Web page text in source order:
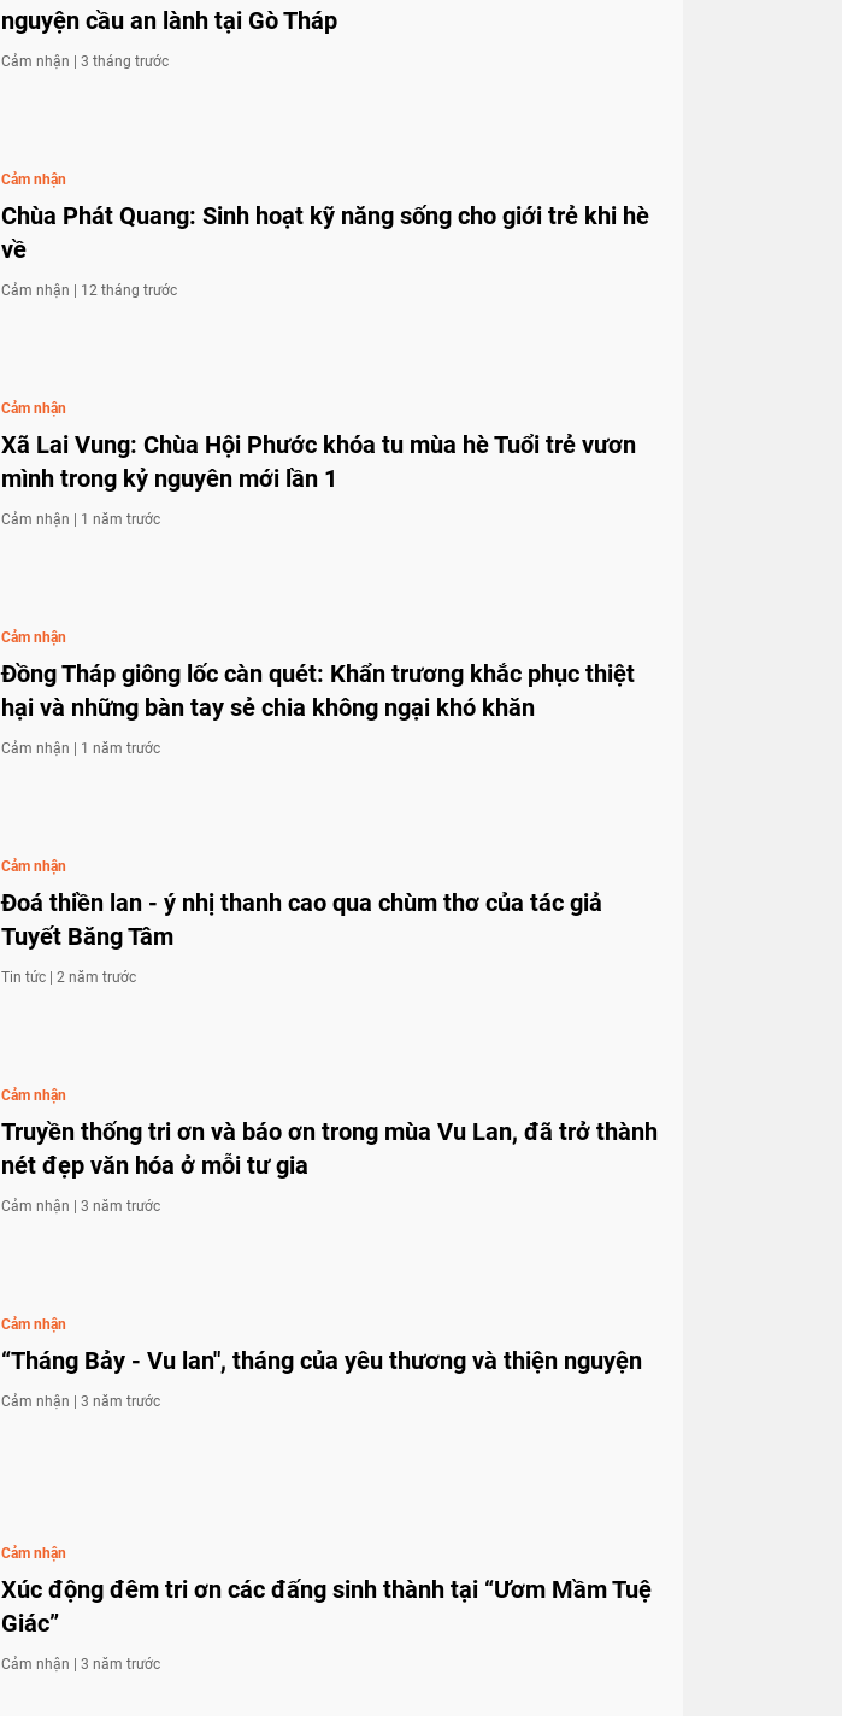
nguyện cầu an lành tại Gò Tháp
Cảm nhận | 3 tháng trước
Cảm nhận
Chùa Phát Quang: Sinh hoạt kỹ năng sống cho giới trẻ khi hè
về
Cảm nhận | 12 tháng trước
Cảm nhận
Xã Lai Vung: Chùa Hội Phước khóa tu mùa hè Tuổi trẻ vươn
mình trong kỷ nguyên mới lần 1
Cảm nhận | 1 năm trước
Cảm nhận
Đồng Tháp giông lốc càn quét: Khẩn trương khắc phục thiệt
hại và những bàn tay sẻ chia không ngại khó khăn
Cảm nhận | 1 năm trước
Cảm nhận
Đoá thiền lan - ý nhị thanh cao qua chùm thơ của tác giả
Tuyết Băng Tâm
Tin tức | 2 năm trước
Cảm nhận
Truyền thống tri ơn và báo ơn trong mùa Vu Lan, đã trở thành
nét đẹp văn hóa ở mỗi tư gia
Cảm nhận | 3 năm trước
Cảm nhận
“Tháng Bảy - Vu lan", tháng của yêu thương và thiện nguyện
Cảm nhận | 3 năm trước
Cảm nhận
Xúc động đêm tri ơn các đấng sinh thành tại “Ươm Mầm Tuệ
Giác”
Cảm nhận | 3 năm trước